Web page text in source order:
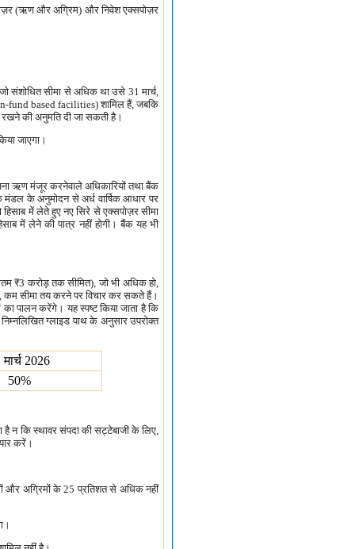
(ऋण और अग्रिम) और निवेश एक्सपोज़र
संशोधित सीमा से अधिक था उसे 31 मार्च,
fund based facilities) शामिल हैं, जबकि
की अनुमति दी जा सकती है।
जाएगा।
ऋण मंजूर करनेवाले अधिकारियों तथा बैंक
मंडल के अनुमोदन से अर्ध वार्षिक आधार पर
में लेते हुए नए सिरे से एक्सपोज़र सीमा
में लेने की पात्र नहीं होगी। बैंक यह भी
₹3 करोड़ तक सीमित), जो भी अधिक हो,
कम सीमा तय करने पर विचार कर सकते हैं।
का पालन करेंगे। यह स्पष्ट किया जाता है कि
ग्लाइड पाथ के अनुसार उपरोक्त
2026
50%
न कि स्थावर संपदा की सट्टेबाजी के लिए,
करें।
और अग्रिमों के 25 प्रतिशत से अधिक नहीं